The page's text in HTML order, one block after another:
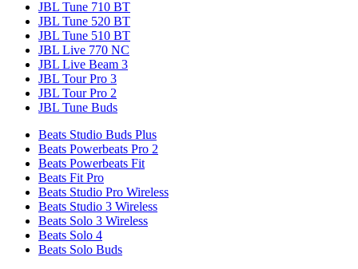
JBL Tune 710 BT
JBL Tune 520 BT
JBL Tune 510 BT
JBL Live 770 NC
JBL Live Beam 3
JBL Tour Pro 3
JBL Tour Pro 2
JBL Tune Buds
Beats Studio Buds Plus
Beats Powerbeats Pro 2
Beats Powerbeats Fit
Beats Fit Pro
Beats Studio Pro Wireless
Beats Studio 3 Wireless
Beats Solo 3 Wireless
Beats Solo 4
Beats Solo Buds